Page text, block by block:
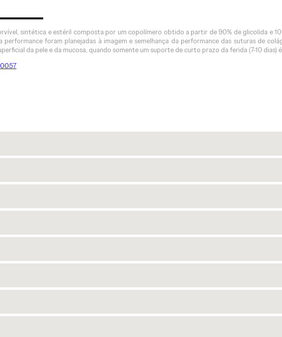
sintética e estéril composta por um copolímero obtido a partir de 90% de glicolida e
foram planejadas à imagem e semelhança da performance das suturas de
da pele e da mucosa, quando somente um suporte de curto prazo da ferida (7-10 dias)